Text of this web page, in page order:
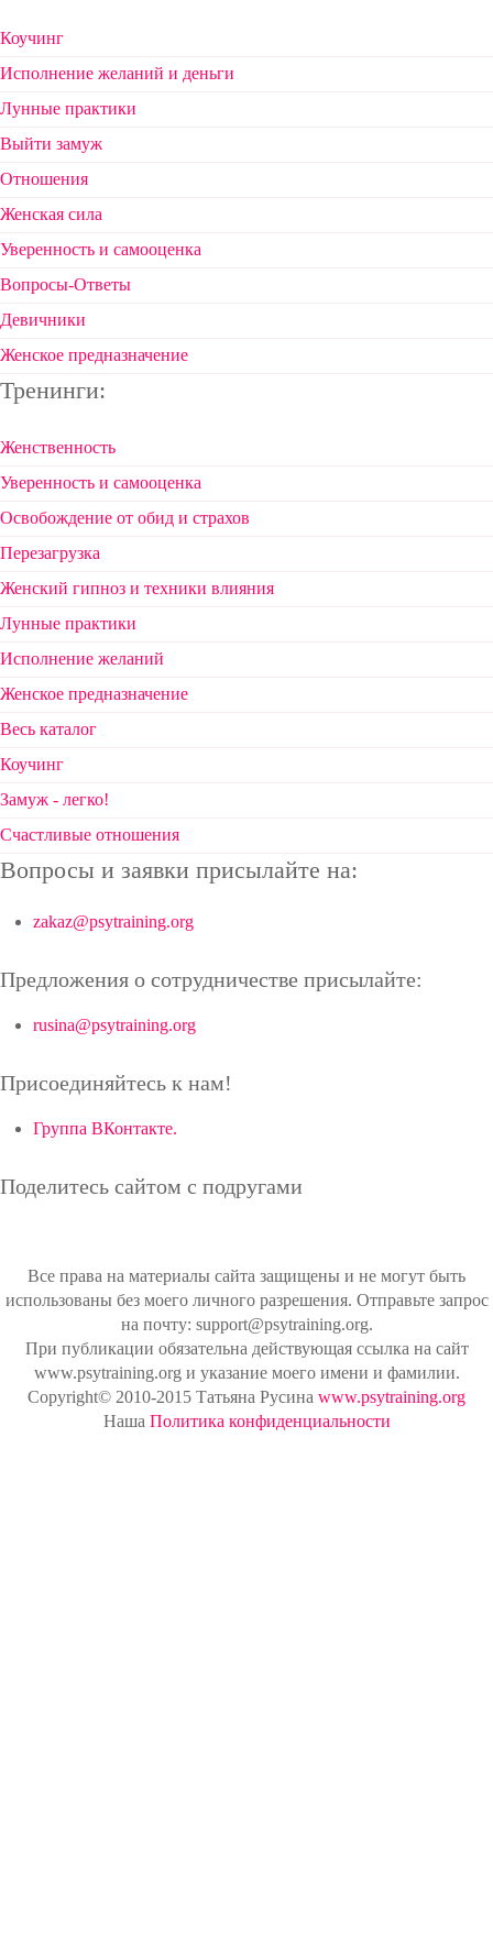
Коучинг
Исполнение желаний и деньги
Лунные практики
Выйти замуж
Отношения
Женская сила
Уверенность и самооценка
Вопросы-Ответы
Девичники
Женское предназначение
Тренинги:
Женственность
Уверенность и самооценка
Освобождение от обид и страхов
Перезагрузка
Женский гипноз и техники влияния
Лунные практики
Исполнение желаний
Женское предназначение
Весь каталог
Коучинг
Замуж - легко!
Счастливые отношения
Вопросы и заявки присылайте на:
zakaz@psytraining.org
Предложения о сотрудничестве присылайте:
rusina@psytraining.org
Присоединяйтесь к нам!
Группа ВКонтакте.
Поделитесь сайтом с подругами
Все права на материалы сайта защищены и не могут быть
использованы без моего личного разрешения. Отправьте запрос
на почту: support@psytraining.org.
При публикации обязательна действующая ссылка на сайт
www.psytraining.org и указание моего имени и фамилии.
Copyright© 2010-2015 Татьяна Русина www.psytraining.org
Наша Политика конфиденциальности